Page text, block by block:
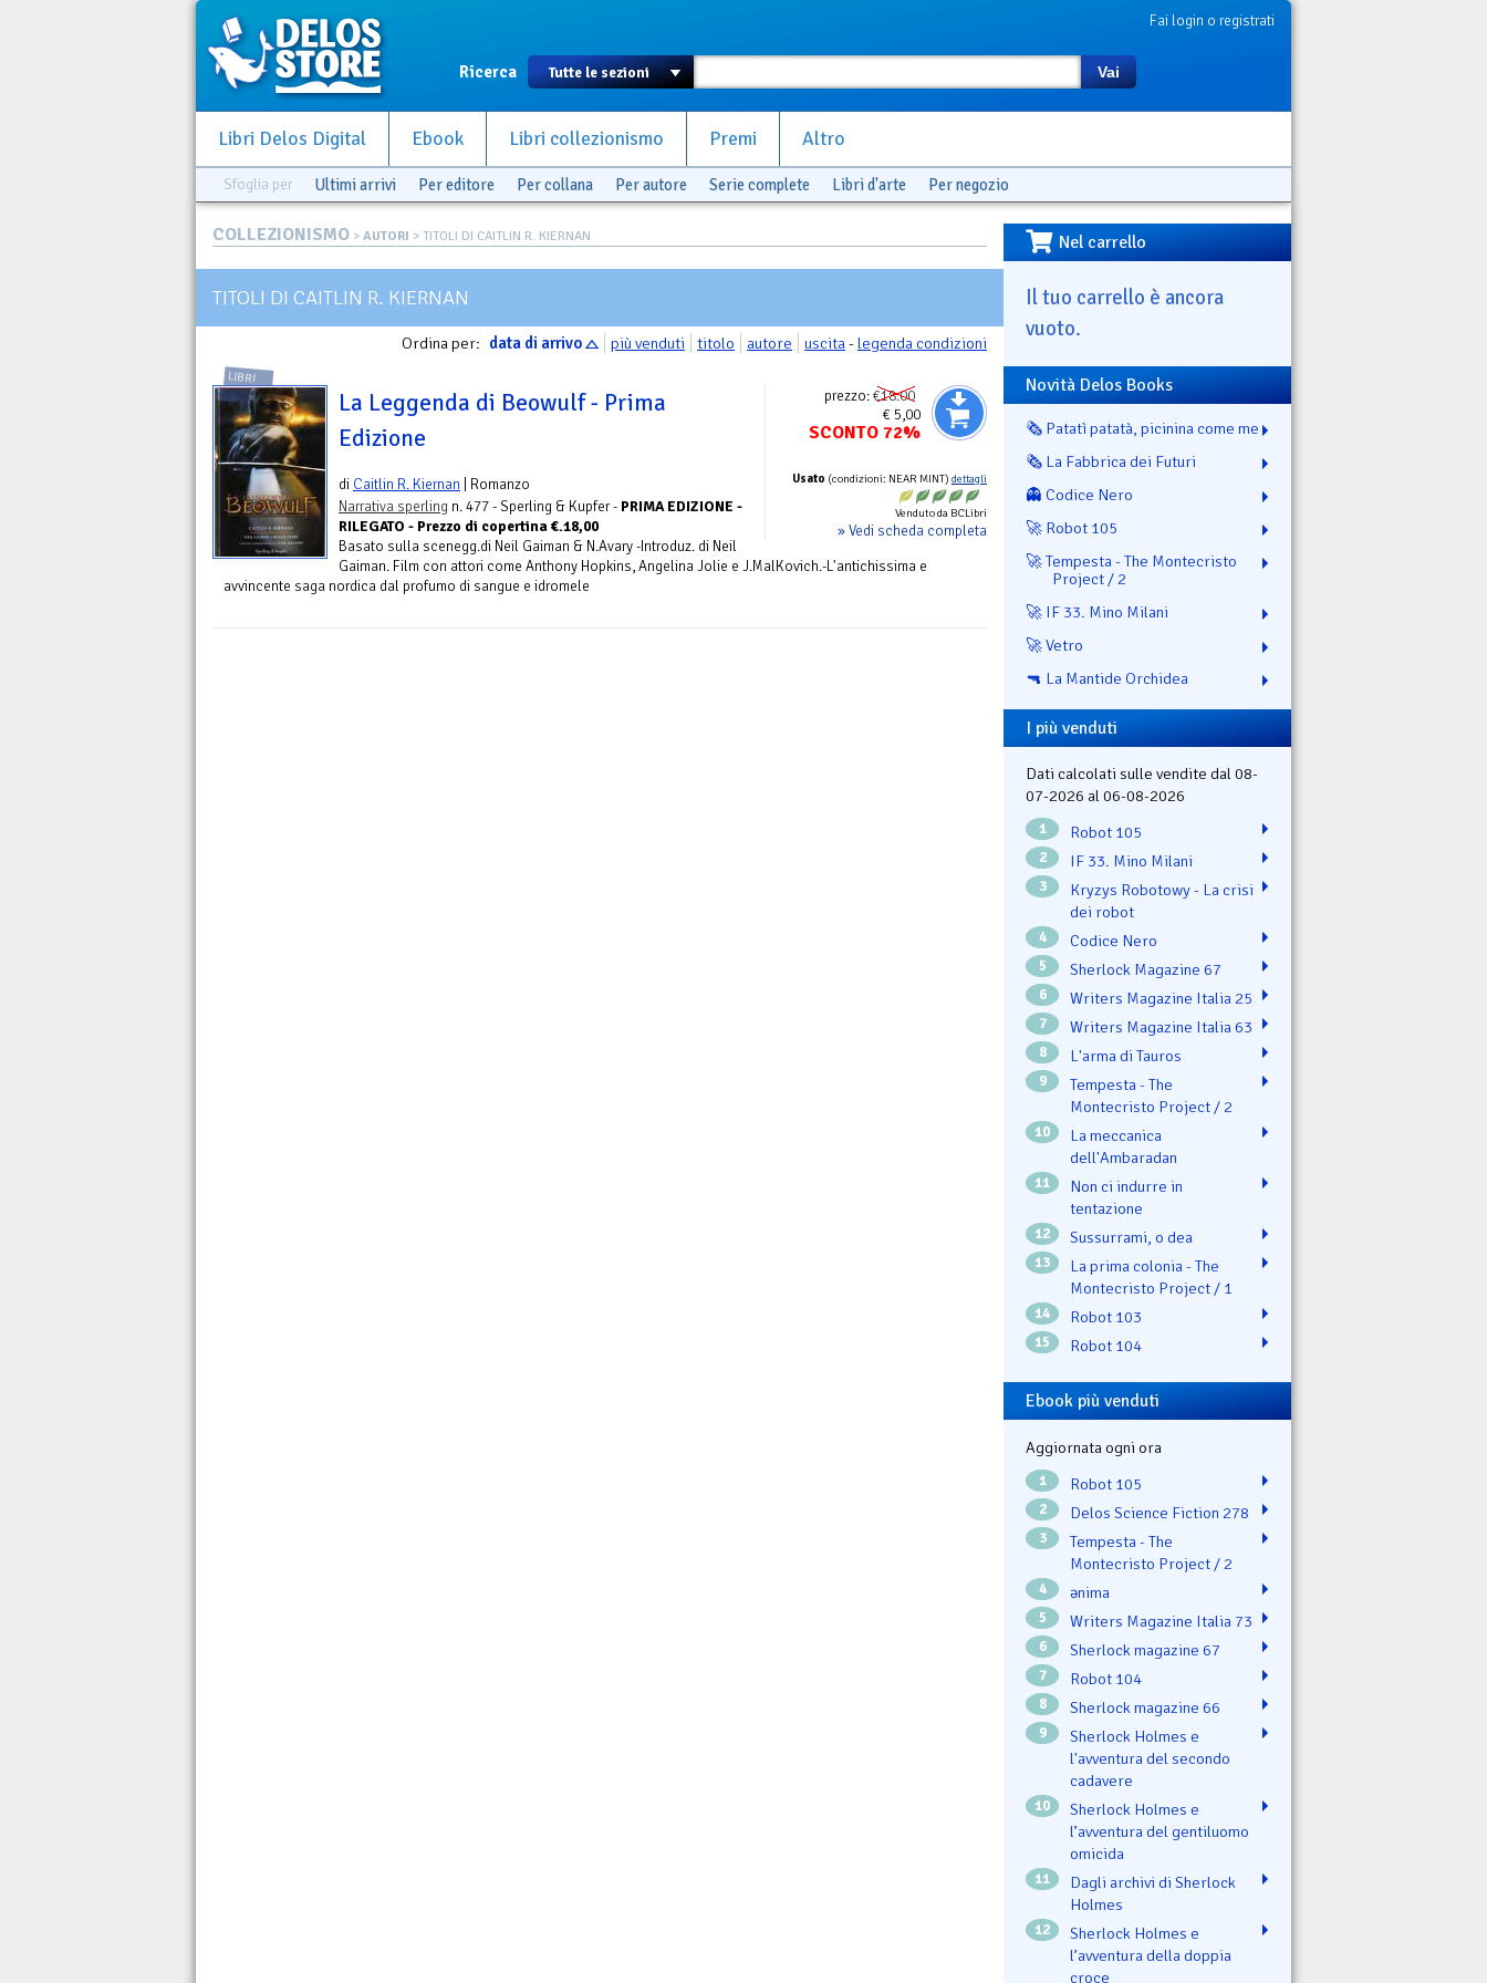
Fai login o registrati
Ricerca Vai
Libri Delos Digital Ebook Libri collezionismo Premi Altro
Sfoglia per Ultimi arrivi Per editore Per collana Per autore Serie complete Libri d'arte Per negozio
COLLEZIONISMO > AUTORI > TITOLI DI CAITLIN R. KIERNAN
TITOLI DI CAITLIN R. KIERNAN
Ordina per: data di arrivo più venduti titolo autore uscita-legenda condizioni
prezzo:€18.00
€ 5,00
SCONTO 72%
Usato (condizioni: NEAR MINT) dettagli
Venduto da BCLibri
» Vedi scheda completa
LIBRI
La Leggenda di Beowulf - Prima
Edizione
di Caitlin R. Kiernan | Romanzo
Narrativa sperling n. 477 - Sperling & Kupfer - PRIMA EDIZIONE -
RILEGATO - Prezzo di copertina €.18,00
Basato sulla scenegg.di Neil Gaiman & N.Avary -Introduz. di Neil
Gaiman. Film con attori come Anthony Hopkins, Angelina Jolie e J.MalKovich.-L'antichissima e
avvincente saga nordica dal profumo di sangue e idromele
Nel carrello
Il tuo carrello è ancora
vuoto.
Novità Delos Books
🗞️ Patatì patatà, picinina come me
🗞️ La Fabbrica dei Futuri
👻 Codice Nero
🚀 Robot 105
🚀 Tempesta - The Montecristo
Project / 2
🚀 IF 33. Mino Milani
🚀 Vetro
🔫 La Mantide Orchidea
I più venduti
Dati calcolati sulle vendite dal 08-
07-2026 al 06-08-2026
1 Robot 105
2 IF 33. Mino Milani
3
Kryzys Robotowy - La crisi
dei robot
4 Codice Nero
5 Sherlock Magazine 67
6 Writers Magazine Italia 25
7 Writers Magazine Italia 63
8 L'arma di Tauros
9
Tempesta - The
Montecristo Project / 2
10
La meccanica
dell'Ambaradan
11
Non ci indurre in
tentazione
12 Sussurrami, o dea
13
La prima colonia - The
Montecristo Project / 1
14 Robot 103
15 Robot 104
Ebook più venduti
Aggiornata ogni ora
1 Robot 105
2 Delos Science Fiction 278
3
Tempesta - The
Montecristo Project / 2
4 ənima
5 Writers Magazine Italia 73
6 Sherlock magazine 67
7 Robot 104
8 Sherlock magazine 66
9
Sherlock Holmes e
l'avventura del secondo
cadavere
10
Sherlock Holmes e
l’avventura del gentiluomo
omicida
11
Dagli archivi di Sherlock
Holmes
12
Sherlock Holmes e
l’avventura della doppia
croce